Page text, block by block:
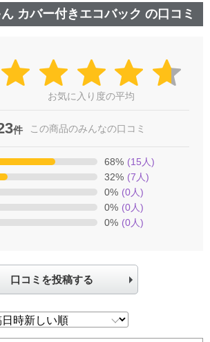
カバー付きエコバック の口コミ
お気に入り度の平均
件 この商品のみんなの口コミ
68% (15 人)
32% (7 人)
0% (0人)
0% (0人)
0% (0人)
口コミを投稿する